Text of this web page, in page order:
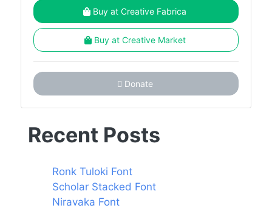
Buy at Creative Fabrica
Buy at Creative Market
Donate
Recent Posts
Ronk Tuloki Font
Scholar Stacked Font
Niravaka Font